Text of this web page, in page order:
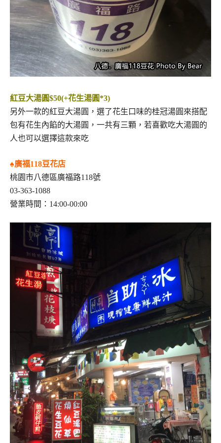
紅豆大湯圓$50(+花生湯圓*3)
另外一款的紅豆大湯圓，選了花生口味的桂冠湯圓來搭配
包有花生內餡的大湯圓，一共有三顆，若喜歡吃大湯圓的
人也可以選擇這款來吃
♠廣福118豆花店
桃園市八德區廣福路118號
03-363-1088
營業時間：14:00-00:00